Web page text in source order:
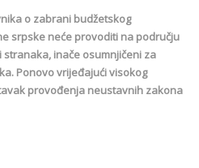
o zabrani budžetskog
srpske neće provoditi na području
inače osumnjičeni za
Ponovo vrijeđajući visokog
provođenja neustavnih zakona